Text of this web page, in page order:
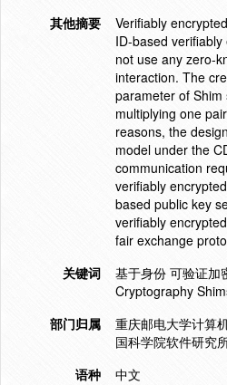
其他摘要
Verifiably
ID-based
not use any zero-
interaction. The
parameter of
multiplying one
reasons, the
model under the
communication
verifiably
based public key
verifiably
fair exchange
关键词
基于身份 可验证加
Cryptography
部门归属
重庆邮电大学计算
国科学院软件研究
语种
中文